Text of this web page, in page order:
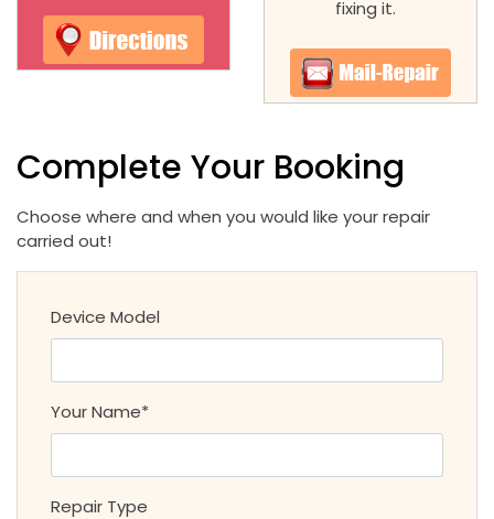
fixing it.
Complete Your Booking
Choose where and when you would like your repair
carried out!
Device Model
Your Name*
Repair Type